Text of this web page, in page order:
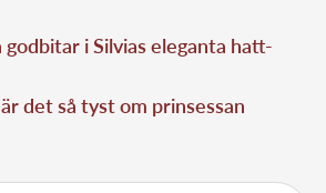
godbitar i Silvias eleganta hatt-
det så tyst om prinsessan